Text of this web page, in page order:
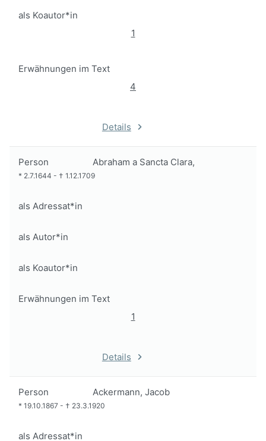
als Koautor*in
1
Erwähnungen im Text
4
Details
Person Abraham a Sancta Clara,
* 2.7.1644 - † 1.12.1709
als Adressat*in
als Autor*in
als Koautor*in
Erwähnungen im Text
1
Details
Person Ackermann, Jacob
* 19.10.1867 - † 23.3.1920
als Adressat*in